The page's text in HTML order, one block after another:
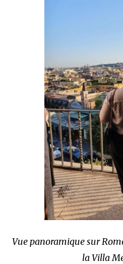
Vue panoramique sur
la Villa